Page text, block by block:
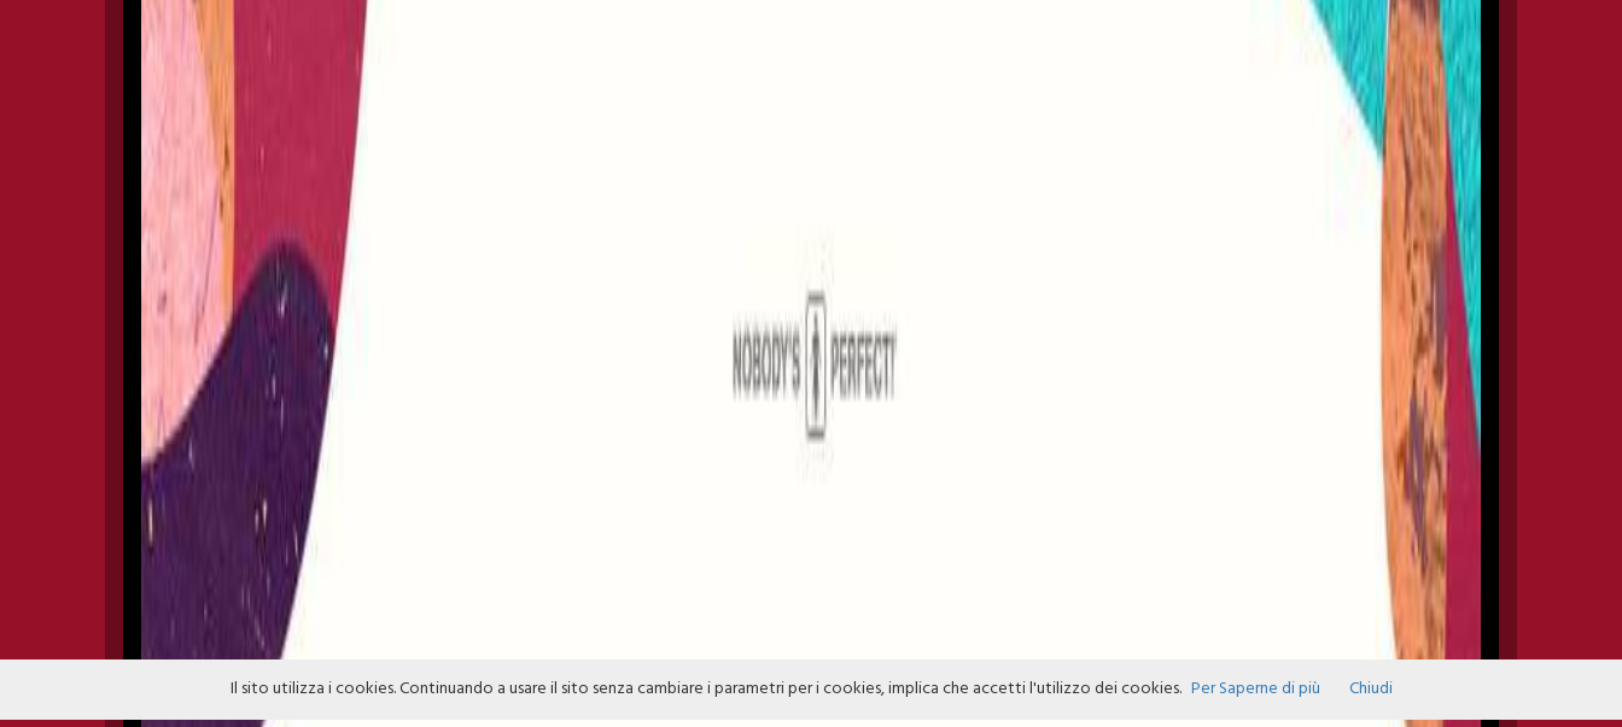
Il sito utilizza i cookies. Continuando a usare il sito senza cambiare i parametri per i cookies, implica che accetti l'utilizzo dei cookies. Per Saperne di più Chiudi